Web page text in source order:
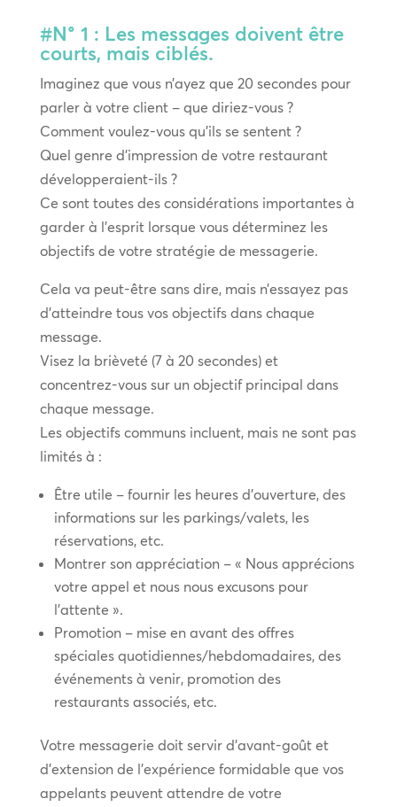
#N° 1 : Les messages doivent être
courts, mais ciblés.
Imaginez que vous n’ayez que 20 secondes pour
parler à votre client – que diriez-vous ?
Comment voulez-vous qu’ils se sentent ?
Quel genre d’impression de votre restaurant
développeraient-ils ?
Ce sont toutes des considérations importantes à
garder à l’esprit lorsque vous déterminez les
objectifs de votre stratégie de messagerie.
Cela va peut-être sans dire, mais n’essayez pas
d’atteindre tous vos objectifs dans chaque
message.
Visez la brièveté (7 à 20 secondes) et
concentrez-vous sur un objectif principal dans
chaque message.
Les objectifs communs incluent, mais ne sont pas
limités à :
Être utile – fournir les heures d’ouverture, des
informations sur les parkings/valets, les
réservations, etc.
Montrer son appréciation – « Nous apprécions
votre appel et nous nous excusons pour
l’attente ».
Promotion – mise en avant des offres
spéciales quotidiennes/hebdomadaires, des
événements à venir, promotion des
restaurants associés, etc.
Votre messagerie doit servir d’avant-goût et
d’extension de l’expérience formidable que vos
appelants peuvent attendre de votre